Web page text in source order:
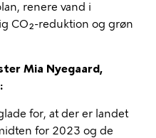
renere vand i
CO₂-reduktion og grøn
Mia Nyegaard,
for, at der er landet
for 2023 og de